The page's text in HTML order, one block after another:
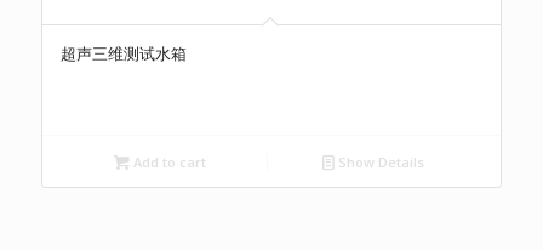
超声三维测试水箱
Add to cart Show Details